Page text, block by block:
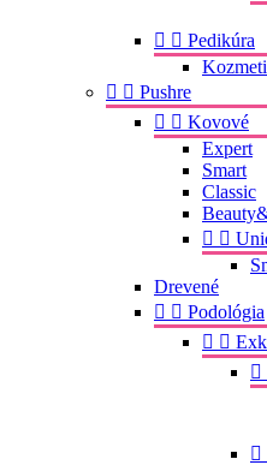
  Pedikúra
  Pushre
  Kovové
Expert
Smart
Classic
 
Drevené
  Podológia
 

